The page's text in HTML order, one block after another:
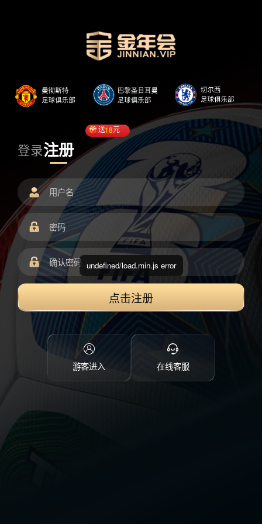
登录注册
送18元
点击注册
游客进入 在线客服
undefined/load.min.js error